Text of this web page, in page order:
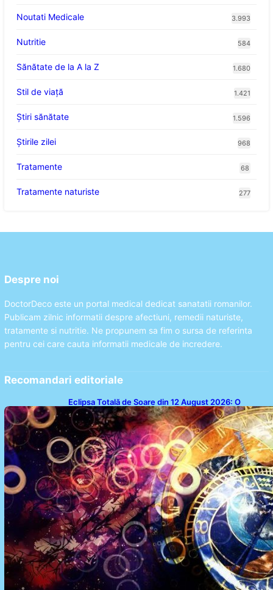
Noutati Medicale 3.993
Nutritie 584
Sănătate de la A la Z 1.680
Stil de viaţă 1.421
Ştiri sănătate 1.596
Știrile zilei 968
Tratamente 68
Tratamente naturiste 277
Despre noi
DoctorDeco este un portal medical dedicat sanatatii romanilor.
Publicam zilnic informatii despre afectiuni, remedii naturiste,
tratamente si nutritie. Ne propunem sa fim o sursa de referinta
pentru cei care cauta informatii medicale de incredere.
Recomandari editoriale
Eclipsa Totală de Soare din 12 August 2026: O
Analiză a Impactului asupra Trei Zodii și a Ciclului de
18 Ani